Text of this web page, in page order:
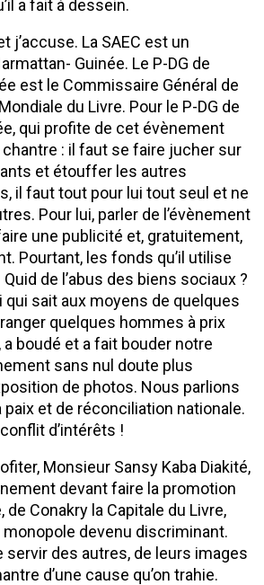
a fait à dessein.
j’accuse. La SAEC est un
Guinée. Le P-DG de
est le Commissaire Général de
du Livre. Pour le P-DG de
qui profite de cet évènement
chantre : il faut se faire jucher sur
et étouffer les autres
il faut tout pour lui tout seul et ne
Pour lui, parler de l’évènement
une publicité et, gratuitement,
Pourtant, les fonds qu’il utilise
de l’abus des biens sociaux ?
qui sait aux moyens de quelques
quelques hommes à prix
boudé et a fait bouder notre
sans nul doute plus
de photos. Nous parlions
paix et de réconciliation nationale.
d’intérêts !
Monsieur Sansy Kaba Diakité,
devant faire la promotion
de Conakry la Capitale du Livre,
devenu discriminant.
servir des autres, de leurs images
d’une cause qu’on trahie.